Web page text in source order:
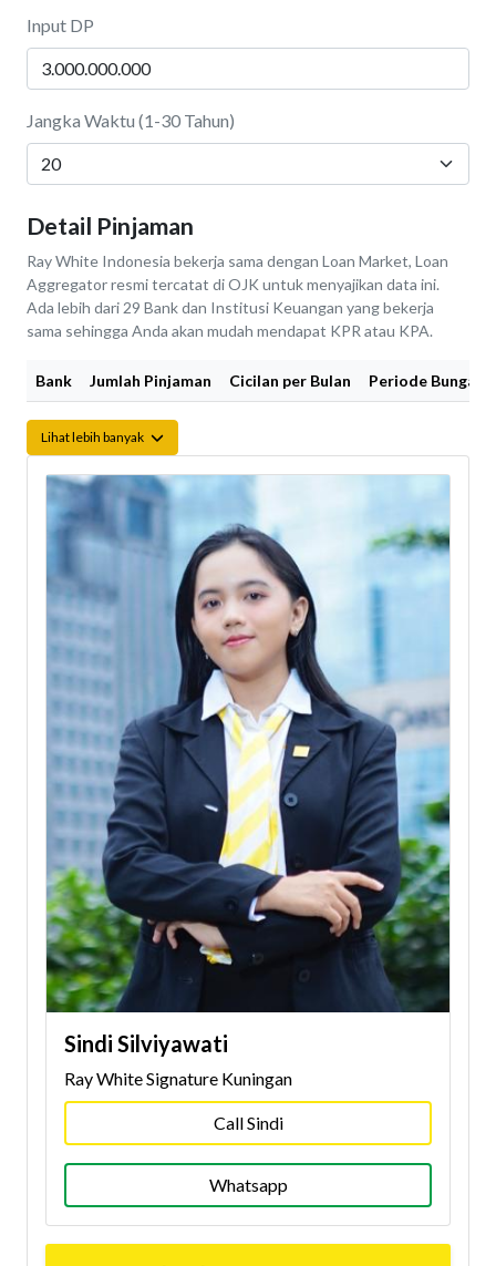
Sindi Silviyawati
Ray White Signature Kuningan
Call Sindi
Whatsapp
Input DP
Jangka Waktu (1-30 Tahun)
Detail Pinjaman
Ray White Indonesia bekerja sama dengan Loan Market, Loan
Aggregator resmi tercatat di OJK untuk menyajikan data ini.
Ada lebih dari 29 Bank dan Institusi Keuangan yang bekerja
sama sehingga Anda akan mudah mendapat KPR atau KPA.
Bank Jumlah Pinjaman Cicilan per Bulan Periode Bunga
Lihat lebih banyak